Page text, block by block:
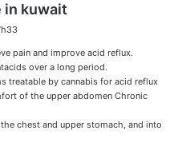
in kuwait
:
pain and improve acid reflux.
over a long period.
treatable by cannabis for acid reflux
of the upper abdomen Chronic
chest and upper stomach, and into